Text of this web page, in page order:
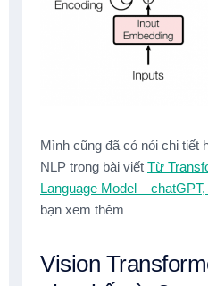
Mình cũng đã có nói chi tiết
NLP trong bài viết Từ
Language Model –
bạn xem thêm
Vision